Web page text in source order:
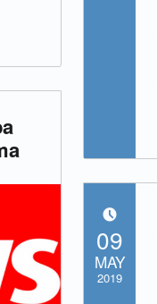
POSTED ON:
09
MAY
2019